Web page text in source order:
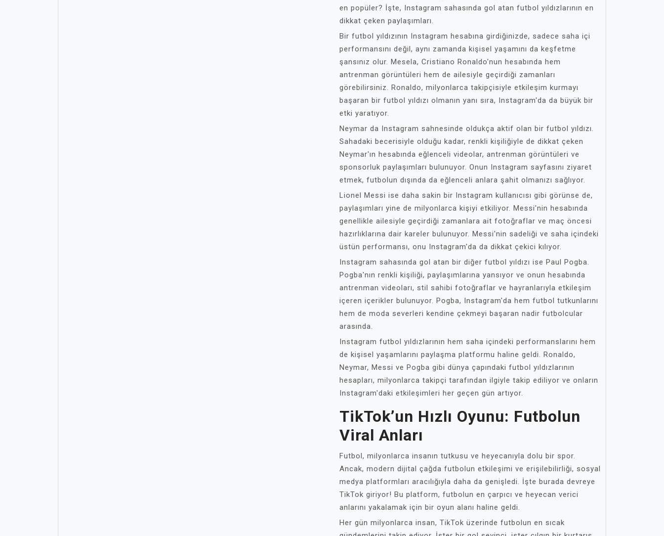
en popüler? İşte, Instagram sahasında gol atan futbol yıldızlarının en
dikkat çeken paylaşımları.
Bir futbol yıldızının Instagram hesabına girdiğinizde, sadece saha içi
performansını değil, aynı zamanda kişisel yaşamını da keşfetme
şansınız olur. Mesela, Cristiano Ronaldo'nun hesabında hem
antrenman görüntüleri hem de ailesiyle geçirdiği zamanları
görebilirsiniz. Ronaldo, milyonlarca takipçisiyle etkileşim kurmayı
başaran bir futbol yıldızı olmanın yanı sıra, Instagram'da da büyük bir
etki yaratıyor.
Neymar da Instagram sahnesinde oldukça aktif olan bir futbol yıldızı.
Sahadaki becerisiyle olduğu kadar, renkli kişiliğiyle de dikkat çeken
Neymar'ın hesabında eğlenceli videolar, antrenman görüntüleri ve
sponsorluk paylaşımları bulunuyor. Onun Instagram sayfasını ziyaret
etmek, futbolun dışında da eğlenceli anlara şahit olmanızı sağlıyor.
Lionel Messi ise daha sakin bir Instagram kullanıcısı gibi görünse de,
paylaşımları yine de milyonlarca kişiyi etkiliyor. Messi'nin hesabında
genellikle ailesiyle geçirdiği zamanlara ait fotoğraflar ve maç öncesi
hazırlıklarına dair kareler bulunuyor. Messi'nin sadeliği ve saha içindeki
üstün performansı, onu Instagram'da da dikkat çekici kılıyor.
Instagram sahasında gol atan bir diğer futbol yıldızı ise Paul Pogba.
Pogba'nın renkli kişiliği, paylaşımlarına yansıyor ve onun hesabında
antrenman videoları, stil sahibi fotoğraflar ve hayranlarıyla etkileşim
içeren içerikler bulunuyor. Pogba, Instagram'da hem futbol tutkunlarını
hem de moda severleri kendine çekmeyi başaran nadir futbolcular
arasında.
Instagram futbol yıldızlarının hem saha içindeki performanslarını hem
de kişisel yaşamlarını paylaşma platformu haline geldi. Ronaldo,
Neymar, Messi ve Pogba gibi dünya çapındaki futbol yıldızlarının
hesapları, milyonlarca takipçi tarafından ilgiyle takip ediliyor ve onların
Instagram'daki etkileşimleri her geçen gün artıyor.
TikTok’un Hızlı Oyunu: Futbolun
Viral Anları
Futbol, milyonlarca insanın tutkusu ve heyecanıyla dolu bir spor.
Ancak, modern dijital çağda futbolun etkileşimi ve erişilebilirliği, sosyal
medya platformları aracılığıyla daha da genişledi. İşte burada devreye
TikTok giriyor! Bu platform, futbolun en çarpıcı ve heyecan verici
anlarını yakalamak için bir oyun alanı haline geldi.
Her gün milyonlarca insan, TikTok üzerinde futbolun en sıcak